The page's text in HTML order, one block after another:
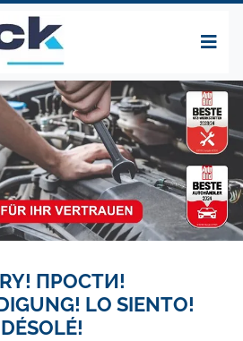
ПРОСТИ!
LO SIENTO!
DÉSOLÉ!